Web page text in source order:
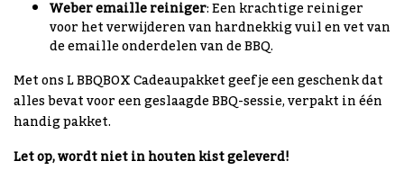
Weber emaille reiniger: Een krachtige reiniger
voor het verwijderen van hardnekkig vuil en vet van
de emaille onderdelen van de BBQ.
Met ons L BBQBOX Cadeaupakket geef je een geschenk dat
alles bevat voor een geslaagde BBQ-sessie, verpakt in één
handig pakket.
Let op, wordt niet in houten kist geleverd!